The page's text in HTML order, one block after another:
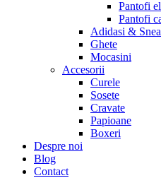
Pantofi
Pantofi
Adidasi &
Ghete
Mocasini
Accesorii
Curele
Sosete
Cravate
Papioane
Boxeri
Despre noi
Blog
Contact